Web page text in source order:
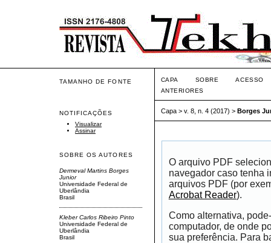
TAMANHO DE FONTE
NOTIFICAÇÕES
Visualizar
Assinar
SOBRE OS AUTORES
Dermeval Martins Borges
Junior
Universidade Federal de
Uberlândia
Brasil
Kleber Carlos Ribeiro Pinto
Universidade Federal de
Uberlândia
Brasil
CAPA SOBRE
ACESSO
ANTERIORES
Capa> v. 8, n. 4 (2017) > Borges
O arquivo PDF
navegador caso tenha
arquivos PDF (por
Acrobat Reader).
Como alternativa,
computador, de onde
sua preferência. Para